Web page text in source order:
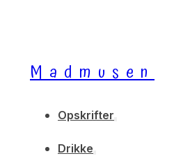
Madmusen
Opskrifter
Drikke